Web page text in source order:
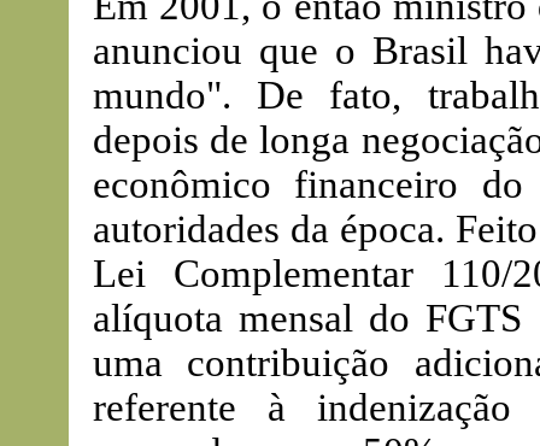
anunciou que o Brasil
mundo". De fato,
depois de longa
econômico financeiro
autoridades da época.
Lei Complementar 110/
alíquota mensal do
uma contribuição
referente à